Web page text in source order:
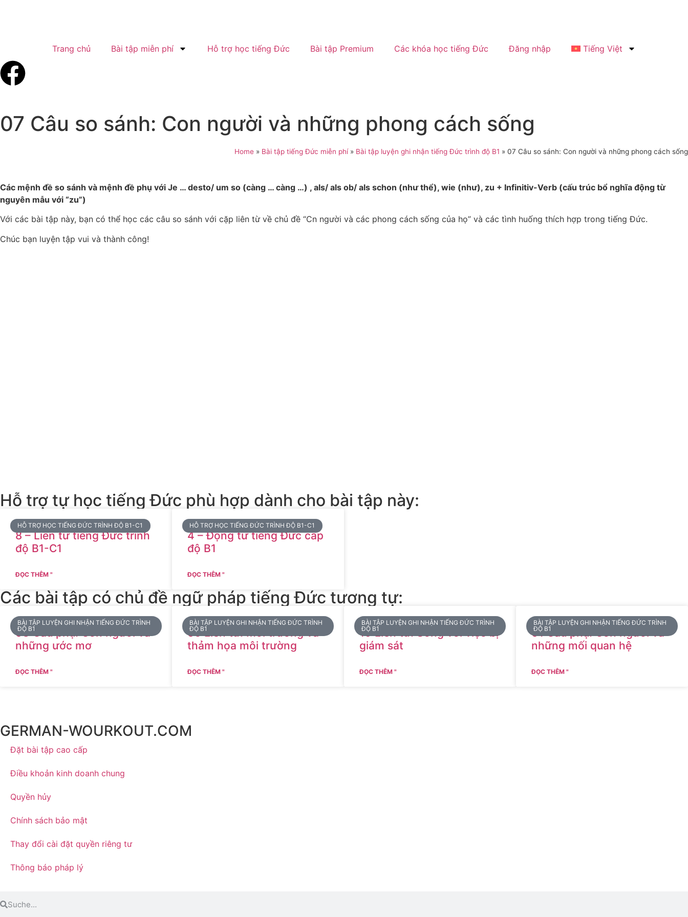
Trang chủ Bài tập miễn phí Hỗ trợ học tiếng Đức Bài tập Premium Các khóa học tiếng Đức Đăng nhập Tiếng Việt
07 Câu so sánh: Con người và những phong cách sống
Home » Bài tập tiếng Đức miễn phí» Bài tập luyện ghi nhận tiếng Đức trình độ B1 » 07 Câu so sánh: Con người và những phong cách sống
Các mệnh đề so sánh và mệnh đề phụ với Je … desto/ um so (càng … càng …) , als/ als ob/ als schon (như thể), wie (như), zu + Infinitiv-Verb (cấu trúc bổ nghĩa động từ
nguyên mẫu với “zu”)
Với các bài tập này, bạn có thể học các câu so sánh với cặp liên từ về chủ đề “Cn người và các phong cách sống của họ” và các tình huống thích hợp trong tiếng Đức.
Chúc bạn luyện tập vui và thành công!
Hỗ trợ tự học tiếng Đức phù hợp dành cho bài tập này:
HỖ TRỢ HỌC TIẾNG ĐỨC TRÌNH ĐỘ B1-C1
8 – Liên từ tiếng Đức trình
độ B1-C1
ĐỌC THÊM "
HỖ TRỢ HỌC TIẾNG ĐỨC TRÌNH ĐỘ B1-C1
4 – Động từ tiếng Đức cấp
độ B1
ĐỌC THÊM "
Các bài tập có chủ đề ngữ pháp tiếng Đức tương tự:
BÀI TẬP LUYỆN GHI NHẬN TIẾNG ĐỨC TRÌNH
ĐỘ B1
03 Câu phụ: Con người và
những ước mơ
ĐỌC THÊM "
BÀI TẬP LUYỆN GHI NHẬN TIẾNG ĐỨC TRÌNH
ĐỘ B1
09 Liên từ: Môi trường và
thảm họa môi trường
ĐỌC THÊM "
BÀI TẬP LUYỆN GHI NHẬN TIẾNG ĐỨC TRÌNH
ĐỘ B1
10 Liên từ: Sống với việc bị
giám sát
ĐỌC THÊM "
BÀI TẬP LUYỆN GHI NHẬN TIẾNG ĐỨC TRÌNH
ĐỘ B1
01 Câu phụ: Con người và
những mối quan hệ
ĐỌC THÊM "
GERMAN-WOURKOUT.COM
Đặt bài tập cao cấp
Điều khoản kinh doanh chung
Quyền hủy
Chính sách bảo mật
Thay đổi cài đặt quyền riêng tư
Thông báo pháp lý